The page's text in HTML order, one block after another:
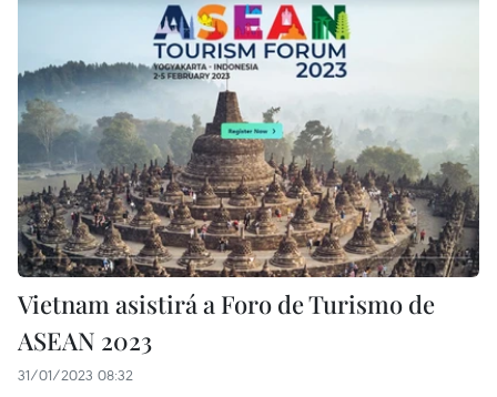
Vietnam asistirá a Foro de Turismo de
ASEAN 2023
31/01/2023 08:32